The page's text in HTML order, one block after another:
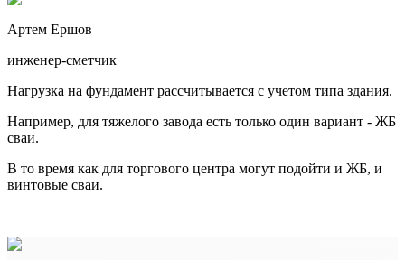
Артем Ершов
инженер-сметчик
Нагрузка на фундамент рассчитывается с учетом типа здания.
Например, для тяжелого завода есть только один вариант - ЖБ
сваи.
В то время как для торгового центра могут подойти и ЖБ, и
винтовые сваи.